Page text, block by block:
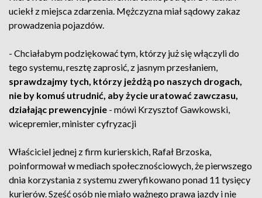
uciekł z miejsca zdarzenia. Mężczyzna miał sądowy zakaz
prowadzenia pojazdów.
- Chciałabym podziękować tym, którzy już się włączyli do
tego systemu, resztę zaprosić, z jasnym przesłaniem,
sprawdzajmy tych, którzy jeżdżą po naszych drogach,
nie by komuś utrudnić, aby życie uratować zawczasu,
działając prewencyjnie - mówi Krzysztof Gawkowski,
wicepremier, minister cyfryzacji
Właściciel jednej z firm kurierskich, Rafał Brzoska,
poinformował w mediach społecznościowych, że pierwszego
dnia korzystania z systemu zweryfikowano ponad 11 tysięcy
kurierów. Sześć osób nie miało ważnego prawa jazdy i nie